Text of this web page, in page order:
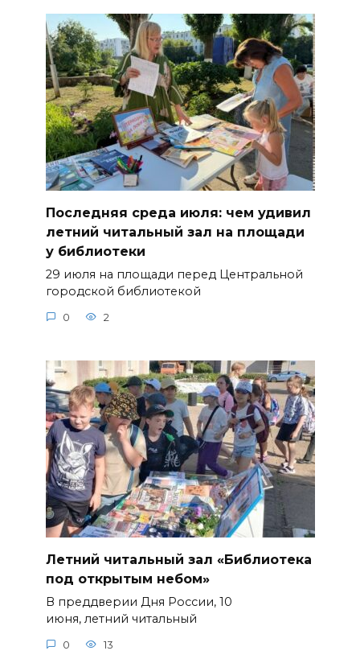
Последняя среда июля: чем удивил
летний читальный зал на площади
у библиотеки
29 июля на площади перед Центральной
городской библиотекой
0 2
Летний читальный зал «Библиотека
под открытым небом»
В преддверии Дня России, 10
июня, летний читальный
0 13